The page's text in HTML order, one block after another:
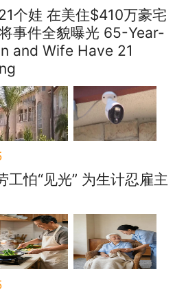
个娃 在美住$410万豪宅
事件全貌曝光 65-Year-
and Wife Have 21
工怕“见光” 为生计忍雇主